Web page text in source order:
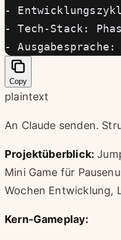
-
- Tech-Stack:
- Ausgabesprache:
Copy
plaintext
An Claude senden.
Projektüberblick:
Mini Game für
Wochen Entwicklung,
Kern-Gameplay: